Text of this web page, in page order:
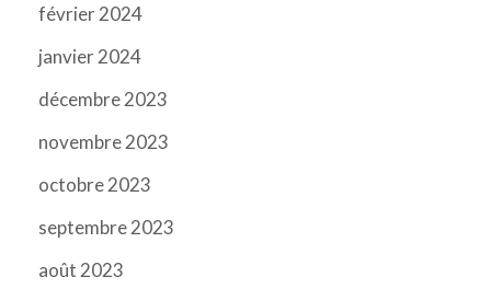
février 2024
janvier 2024
décembre 2023
novembre 2023
octobre 2023
septembre 2023
août 2023